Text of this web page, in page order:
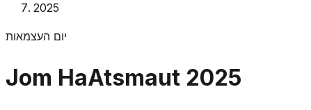
2025
יום העצמאות
Jom HaAtsmaut 2025